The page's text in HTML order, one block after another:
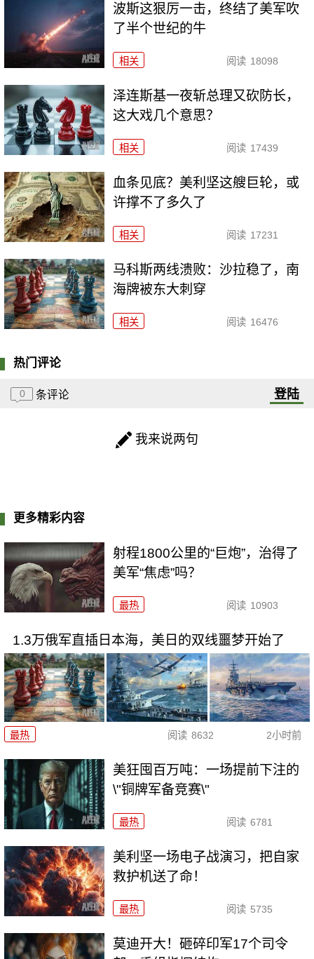
波斯这狠厉一击，终结了美军吹
了半个世纪的牛
相关 阅读 18098
泽连斯基一夜斩总理又砍防长，
这大戏几个意思？
相关 阅读 17439
血条见底？美利坚这艘巨轮，或
许撑不了多久了
相关 阅读 17231
马科斯两线溃败：沙拉稳了，南
海牌被东大刺穿
相关 阅读 16476
热门评论
0 条评论 登陆
我来说两句
更多精彩内容
射程1800公里的“巨炮”，治得了
美军“焦虑”吗？
最热 阅读 10903
1.3万俄军直插日本海，美日的双线噩梦开始了
最热 阅读 8632 2小时前
美狂囤百万吨：一场提前下注的
\"铜牌军备竞赛\"
最热 阅读 6781
美利坚一场电子战演习，把自家
救护机送了命！
最热 阅读 5735
莫迪开大！砸碎印军17个司令